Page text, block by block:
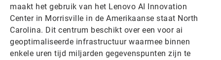
maakt het gebruik van het Lenovo AI Innovation
Center in Morrisville in de Amerikaanse staat North
Carolina. Dit centrum beschikt over een voor ai
geoptimaliseerde infrastructuur waarmee binnen
enkele uren tijd miljarden gegevenspunten zijn te